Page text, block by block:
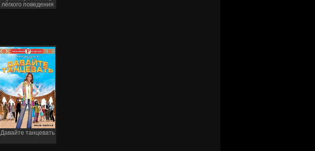
лёгкого поведения
Давайте танцевать